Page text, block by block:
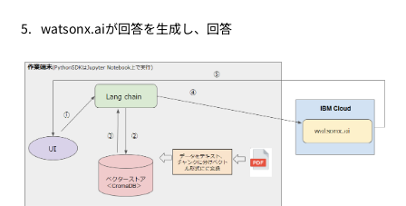
watsonx.aiが回答を生成し、回答